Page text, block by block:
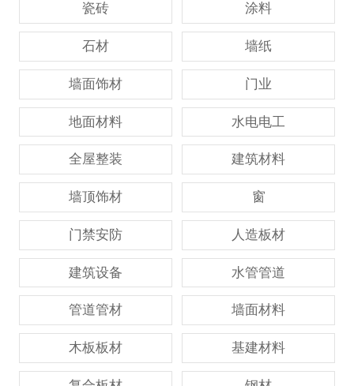
瓷砖 涂料
石材 墙纸
墙面饰材 门业
地面材料 水电电工
全屋整装 建筑材料
墙顶饰材 窗
门禁安防 人造板材
建筑设备 水管管道
管道管材 墙面材料
木板板材 基建材料